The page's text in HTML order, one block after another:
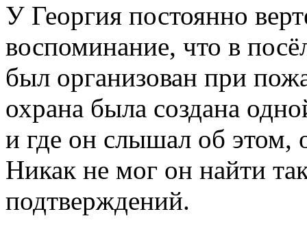
У Георгия постоянно
воспоминание, что в
был организован при
охрана была создана
и где он слышал об этом,
Никак не мог он найти
подтверждений.